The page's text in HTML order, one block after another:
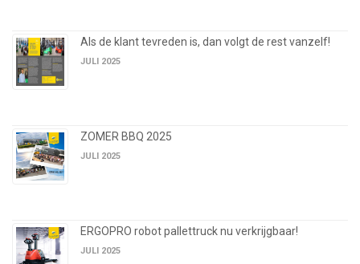
Als de klant tevreden is, dan volgt de rest vanzelf!
JULI 2025
ZOMER BBQ 2025
JULI 2025
ERGOPRO robot pallettruck nu verkrijgbaar!
JULI 2025